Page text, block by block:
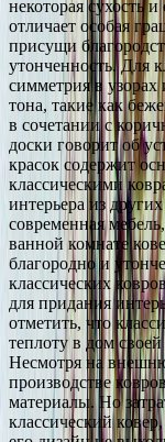
некоторая сухость
отличает особая
присущи
утонченность. Для
симметрия в
тона, такие как
в сочетании с
доски говорит об
красок содержит
классическими
интерьера из
современная
ванной комнате
благородно и
классических
для придания
отметить, что
теплоту в дом
Несмотря на
производстве
материалы. Но
классический